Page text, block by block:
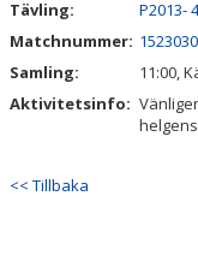
Tävling:
P2013- 4
Matchnummer:
Samling:
11:00,
Aktivitetsinfo:
<< Tillbaka